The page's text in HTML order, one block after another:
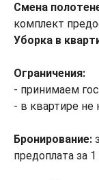
Смена
комплект
Уборка в
Ограничения:
- принимаем
- в квартире не
Бронирование:
предоплата за